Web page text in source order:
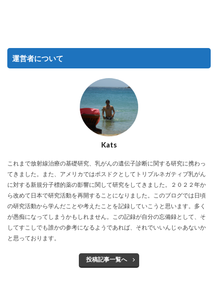
運営者について
Kats
これまで放射線治療の基礎研究、乳がんの遺伝子診断に関する研究に携わっ
てきました。また、アメリカではポスドクとしてトリプルネガティブ乳がん
に対する新規分子標的薬の影響に関して研究をしてきました。２０２２年か
ら改めて日本で研究活動を再開することになりました。このブログでは日頃
の研究活動から学んだことや考えたことを記録していこうと思います。多く
が愚痴になってしまうかもしれません。この記録が自分の忘備録として、そ
してすこしでも誰かの参考になるようであれば、それでいいんじゃあないか
と思っております。
投稿記事一覧へ